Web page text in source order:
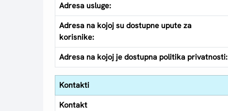
Adresa usluge:
Adresa na kojoj su dostupne upute za
korisnike:
Adresa na kojoj je dostupna politika privatnosti:
Kontakti
Kontakt